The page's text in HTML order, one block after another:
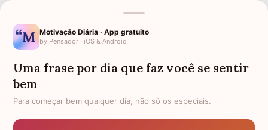
EX-SOGRO
AFILHADO PARA MADRINHA
DISTÂNCIA TOCANTES
Motivação Diária · App gratuito
by Pensador · iOS & Android
Uma frase por dia que faz você se sentir
bem
Para começar bem qualquer dia, não só os especiais.